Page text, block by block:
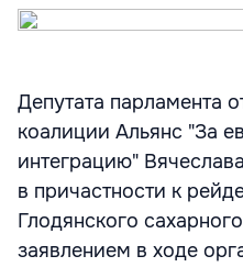
Депутата парламента
коалиции Альянс "За
интеграцию"
в причастности к
Глодянского
заявлением в ходе